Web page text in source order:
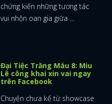
chứng kiến những tương tác
vui nhộn oan gia giữa ...
Đại Tiệc Trăng Máu 8: Miu
Lê công khai xin vai ngay
trên Facebook
Chuyện chưa kể từ showcase